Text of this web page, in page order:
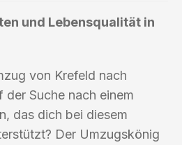
und Lebensqualität in
von Krefeld nach
der Suche nach einem
das dich bei diesem
Der Umzugskönig